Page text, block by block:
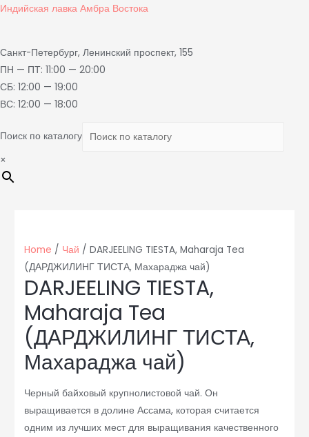
Индийская лавка Амбра Востока
Санкт-Петербург, Ленинский проспект, 155
ПН — ПТ: 11:00 — 20:00
СБ: 12:00 — 19:00
ВС: 12:00 — 18:00
Поиск по каталогу
×
Home / Чай / DARJEELING TIESTA, Maharaja Tea
(ДАРДЖИЛИНГ ТИСТА, Махараджа чай)
DARJEELING TIESTA,
Maharaja Tea
(ДАРДЖИЛИНГ ТИСТА,
Махараджа чай)
Черный байховый крупнолистовой чай. Он
выращивается в долине Ассама, которая считается
одним из лучших мест для выращивания качественного